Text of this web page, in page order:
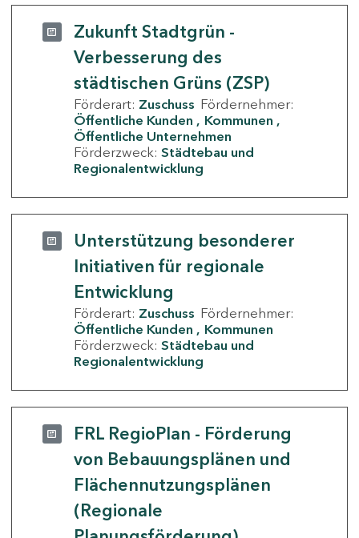
Zukunft Stadtgrün -
Verbesserung des
städtischen Grüns (ZSP)
Förderart: Zuschuss Fördernehmer:
Öffentliche Kunden
Kommunen
Öffentliche Unternehmen
Förderzweck: Städtebau und
Regionalentwicklung
Unterstützung besonderer
Initiativen für regionale
Entwicklung
Förderart: Zuschuss Fördernehmer:
Öffentliche Kunden
Kommunen
Förderzweck: Städtebau und
Regionalentwicklung
FRL RegioPlan - Förderung
von Bebauungsplänen und
Flächennutzungsplänen
(Regionale